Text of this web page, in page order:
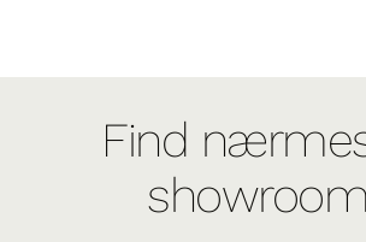
Find
showroom